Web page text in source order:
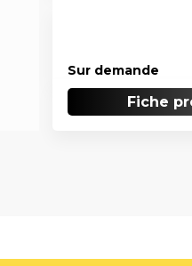
Sur demande
Fiche